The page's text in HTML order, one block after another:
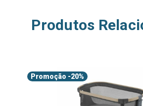
Produtos
Promoção -20%